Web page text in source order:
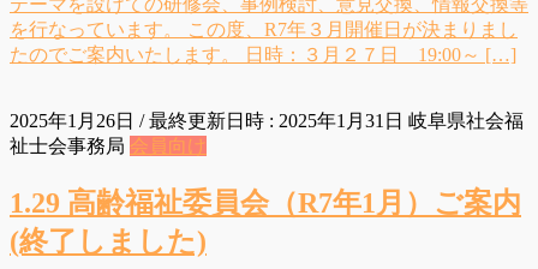
を行なっています。 この度、R7年３月開催日が決まりまし
たのでご案内いたします。 日時：３月２７日 19:00～ […]
2025年1月26日 / 最終更新日時 : 2025年1月31日 岐阜県社会福
祉士会事務局 会員向け
1.29 高齢福祉委員会（R7年1月）ご案内
(終了しました)